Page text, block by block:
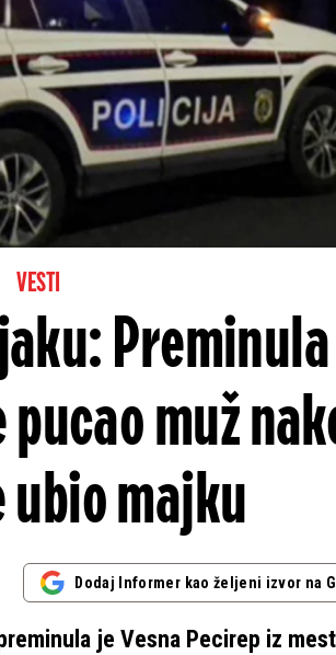
VESTI
muž
majku
Dodaj Informer kao željeni izvor na
je Vesna Pecirep iz